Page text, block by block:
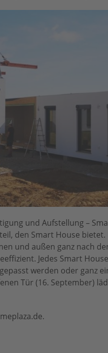
und Aufstellung –
den Smart House
und außen ganz nach
Jedes Smart
werden oder ganz
Tür (16. September)